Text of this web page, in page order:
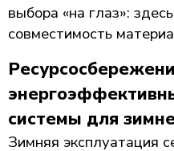
выбора «на глаз»:
совместимость
системы для
Зимняя эксплуатация